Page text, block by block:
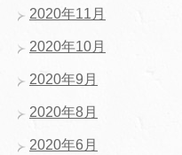
2020年11月
2020年10月
2020年9月
2020年8月
2020年6月